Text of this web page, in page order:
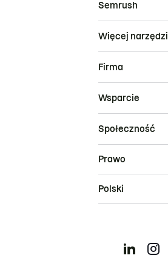
Semrush
Więcej narzędzi
Firma
Wsparcie
Społeczność
Prawo
Polski